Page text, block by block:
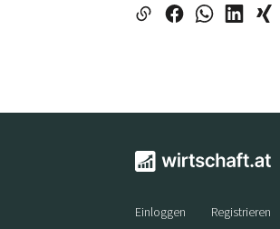
Einloggen Registrieren